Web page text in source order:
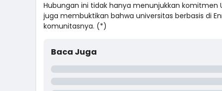
Hubungan ini tidak hanya menunjukkan komitmen
juga membuktikan bahwa universitas berbasis di
komunitasnya. (*)
Baca Juga